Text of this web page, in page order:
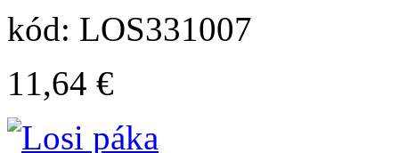
kód: LOS331007
11,64 €